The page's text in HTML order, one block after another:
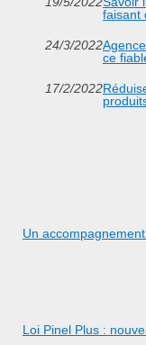
faisant
24/3/2022
ce
17/2/2022
Un
Loi Pinel Plus :